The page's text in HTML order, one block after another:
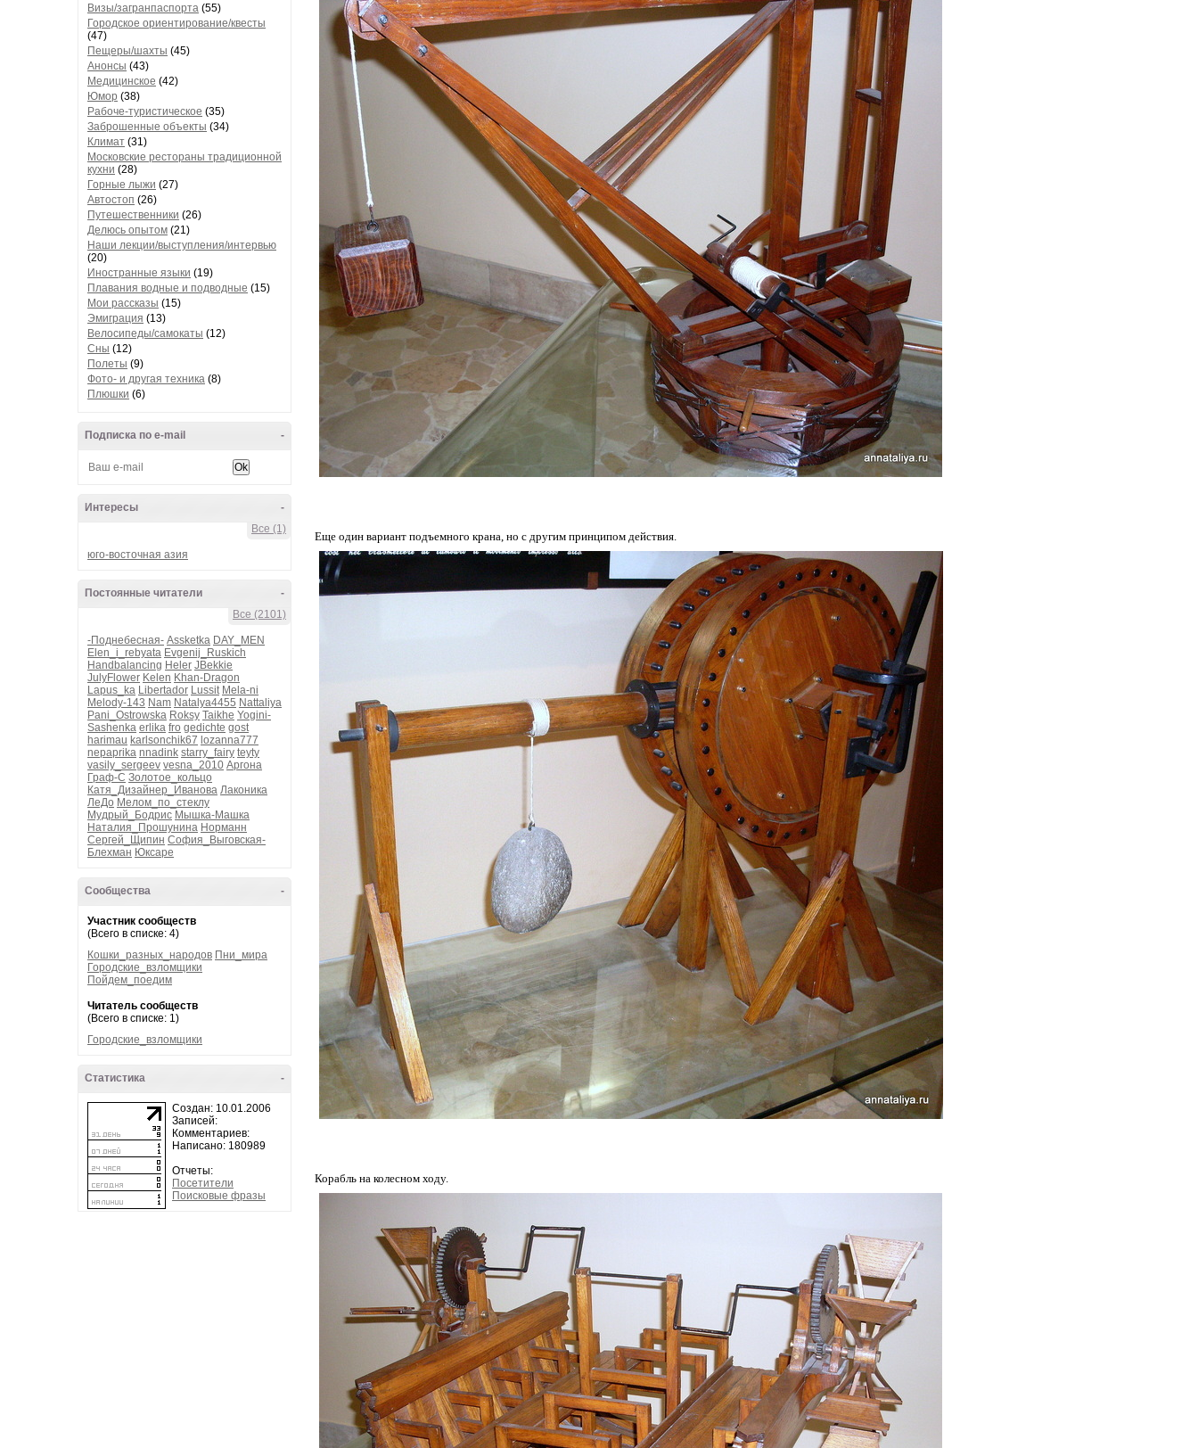
Визы/загранпаспорта (55)
Городское ориентирование/квесты
(47)
Пещеры/шахты (45)
Анонсы (43)
Медицинское (42)
Юмор (38)
Рабоче-туристическое (35)
Заброшенные объекты (34)
Климат (31)
Московские рестораны традиционной
кухни (28)
Горные лыжи (27)
Автостоп (26)
Путешественники (26)
Делюсь опытом (21)
Наши лекции/выступления/интервью
(20)
Иностранные языки (19)
Плавания водные и подводные (15)
Мои рассказы (15)
Эмиграция (13)
Велосипеды/самокаты (12)
Сны (12)
Полеты (9)
Фото- и другая техника (8)
Плюшки (6)
-
Подписка по e-mail
-
Интересы
Все (1)
юго-восточная азия
-
Постоянные читатели
Все (2101)
-Поднебесная- Assketka DAY_MEN
Elen_i_rebyata Evgenij_Ruskich
Handbalancing Heler JBekkie
JulyFlower Kelen Khan-Dragon
Lapus_ka Libertador Lussit Mela-ni
Melody-143 Nam Natalya4455 Nattaliya
Pani_Ostrowska Roksy Taikhe Yogini-
Sashenka erlika fro gedichte gost
harimau karlsonchik67 lozanna777
nepaprika nnadink starry_fairy teyty
vasily_sergeev vesna_2010 Аргона
Граф-С Золотое_кольцо
Катя_Дизайнер_Иванова Лаконика
ЛеДо Мелом_по_стеклу
Мудрый_Бодрис Мышка-Машка
Наталия_Прошунина Норманн
Сергей_Щипин София_Выговская-
Блехман Юксаре
-
Сообщества
Участник сообществ
(Всего в списке: 4)
Кошки_разных_народов Пни_мира
Городские_взломщики
Пойдем_поедим
Читатель сообществ
(Всего в списке: 1)
Городские_взломщики
-
Статистика
Создан: 10.01.2006
Записей:
Комментариев:
Написано: 180989
Отчеты:
Посетители
Поисковые фразы
Еще один вариант подъемного крана, но с другим принципом действия.
Корабль на колесном ходу.